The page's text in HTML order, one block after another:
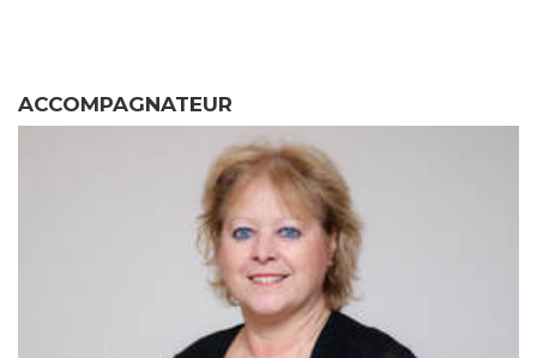
ACCOMPAGNATEUR